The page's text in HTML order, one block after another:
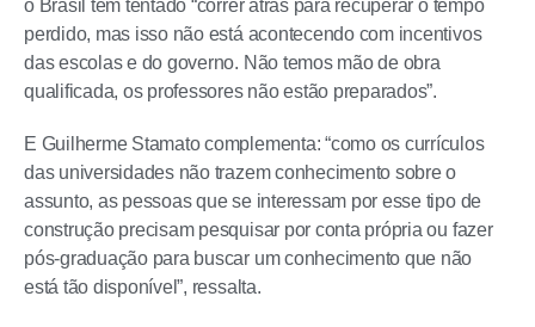
o Brasil tem tentado “correr atrás para recuperar o tempo
perdido, mas isso não está acontecendo com incentivos
das escolas e do governo. Não temos mão de obra
qualificada, os professores não estão preparados”.
E Guilherme Stamato complementa: “como os currículos
das universidades não trazem conhecimento sobre o
assunto, as pessoas que se interessam por esse tipo de
construção precisam pesquisar por conta própria ou fazer
pós-graduação para buscar um conhecimento que não
está tão disponível”, ressalta.